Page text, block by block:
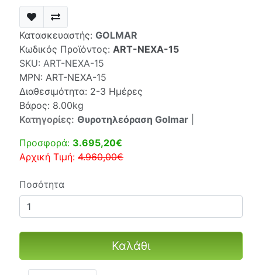
Κατασκευαστής: GOLMAR
Κωδικός Προϊόντος: ART-NEXA-15
SKU: ART-NEXA-15
MPN: ART-NEXA-15
Διαθεσιμότητα: 2-3 Ημέρες
Βάρος: 8.00kg
Κατηγορίες: Θυροτηλεόραση Golmar
Προσφορά: 3.695,20€
Αρχική Τιμή: 4.960,00€
Ποσότητα
Καλάθι